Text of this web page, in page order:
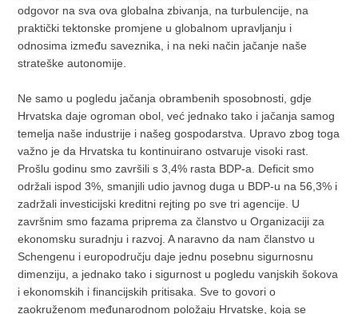
odgovor na sva ova globalna zbivanja, na turbulencije, na
praktički tektonske promjene u globalnom upravljanju i
odnosima između saveznika, i na neki način jačanje naše
strateške autonomije.
Ne samo u pogledu jačanja obrambenih sposobnosti, gdje
Hrvatska daje ogroman obol, već jednako tako i jačanja samog
temelja naše industrije i našeg gospodarstva. Upravo zbog toga
važno je da Hrvatska tu kontinuirano ostvaruje visoki rast.
Prošlu godinu smo završili s 3,4% rasta BDP-a. Deficit smo
održali ispod 3%, smanjili udio javnog duga u BDP-u na 56,3% i
zadržali investicijski kreditni rejting po sve tri agencije. U
završnim smo fazama priprema za članstvo u Organizaciji za
ekonomsku suradnju i razvoj. A naravno da nam članstvo u
Schengenu i europodručju daje jednu posebnu sigurnosnu
dimenziju, a jednako tako i sigurnost u pogledu vanjskih šokova
i ekonomskih i financijskih pritisaka. Sve to govori o
zaokruženom međunarodnom položaju Hrvatske, koja se